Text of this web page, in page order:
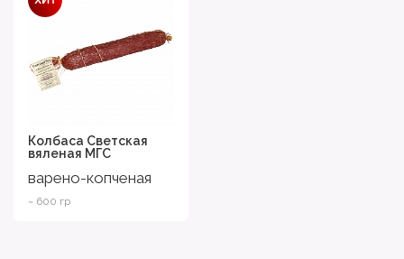
Колбаса Светская
вяленая МГС
варено-копченая
~ 600 гр